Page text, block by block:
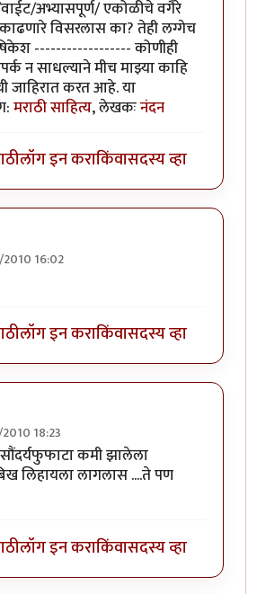
अभ्यासपूर्ण/ एकोळीचे वगैरे
विसरलास का? तेही लग्गेच
------------------ कोणीही
न साधल्याने मीच माझ्या काहि
जाहिरात करत आहे. या
मराठी साहित्य, लेखकःनंदन
लॉग इन कराकिंवासदस्य व्हा
2010 16:02
लॉग इन कराकिंवासदस्य व्हा
18:23
कमी झालेला
लिहायला लागलास ....ते पण
लॉग इन कराकिंवासदस्य व्हा